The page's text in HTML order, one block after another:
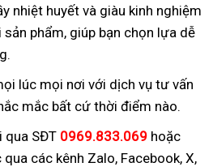
nhiệt huyết và giàu kinh nghiệm
phẩm, giúp bạn chọn lựa dễ
lúc mọi nơi với dịch vụ tư vấn
mắc bất cứ thời điểm nào.
qua SĐT 0969.833.069 hoặc
qua các kênh Zalo, Facebook, X,